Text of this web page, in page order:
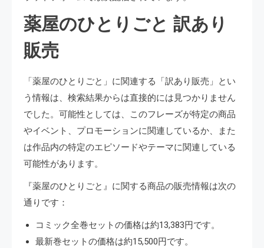
薬屋のひとりごと 訳あり
販売
「薬屋のひとりごと」に関連する「訳あり販売」とい
う情報は、検索結果からは直接的には見つかりません
でした。可能性としては、このフレーズが特定の商品
やイベント、プロモーションに関連しているか、また
は作品内の特定のエピソードやテーマに関連している
可能性があります。
『薬屋のひとりごと』に関する商品の販売情報は次の
通りです：
コミック全巻セットの価格は約13,383円です。
最新巻セットの価格は約15,500円です。